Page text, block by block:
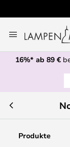
Inhalt
springen
16%* ab 89 €
Produkte